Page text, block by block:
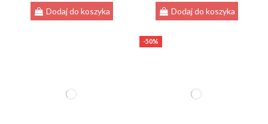
Dodaj do koszyka Dodaj do koszyka
-50%